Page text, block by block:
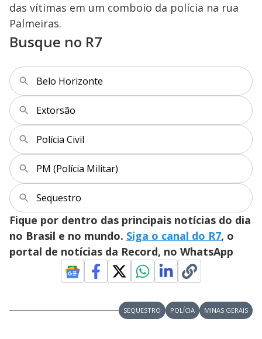
das vítimas em um comboio da polícia na rua
Palmeiras.
Busque no R7
Belo Horizonte
Extorsão
Polícia Civil
PM (Polícia Militar)
Sequestro
Fique por dentro das principais notícias do dia
no Brasil e no mundo. Siga o canal do R7, o
portal de notícias da Record, no WhatsApp
SEQUESTRO POLÍCIA MINAS GERAIS